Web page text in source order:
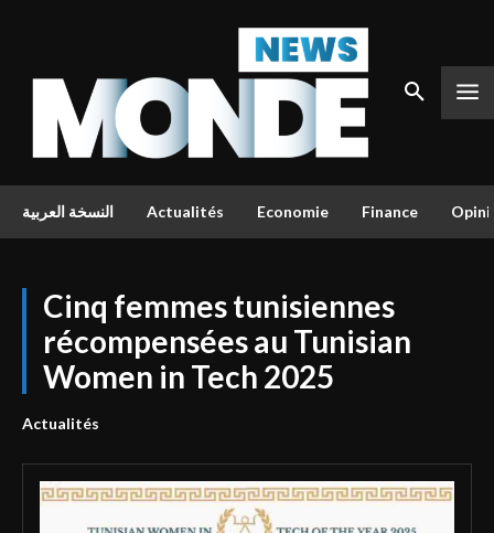
النسخة العربية Actualités Economie Finance
Cinq femmes tunisiennes
récompensées au Tunisian
Women in Tech 2025
Actualités